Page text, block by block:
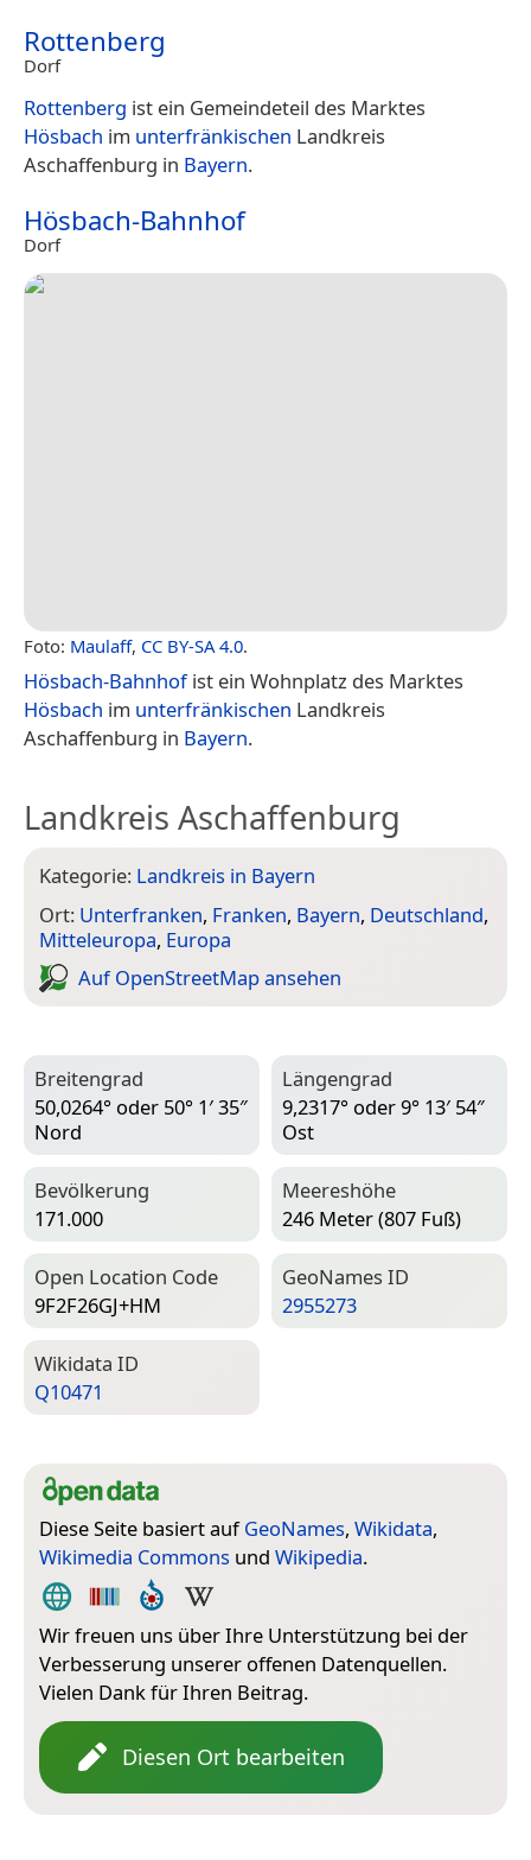
Rottenberg
Dorf
Rottenberg ist ein Gemeindeteil des Marktes
Hösbach im unterfränkischen Landkreis
Aschaffenburg in Bayern.
Hösbach-Bahnhof
Dorf
Foto: Maulaff, CC BY-SA 4.0.
Hösbach-Bahnhofist ein Wohnplatz des Marktes
Hösbach im unterfränkischen Landkreis
Aschaffenburg in Bayern.
Landkreis Aschaffenburg
Kategorie: Landkreis in Bayern
Ort: Unterfranken, Franken, Bayern, Deutschland,
Mitteleuropa, Europa
Auf Open­Street­Map ansehen
Breitengrad
50,0264° oder 50° 1′ 35″
Nord
Längengrad
9,2317° oder 9° 13′ 54″
Ost
Bevölkerung
171.000
Meereshöhe
246 Meter (807 Fuß)
Open Location Code
9F2F26GJ+HM
Geo­Names ID
2955273
Wiki­data ID
Q10471
Diese Seite basiert aufGeoNames, Wikidata,
Wikimedia Commons und Wikipedia.
Wir freuen uns über Ihre Unterstützung bei der
Verbesserung unserer offenen Datenquellen.
Vielen Dank für Ihren Beitrag.
Diesen Ort bearbeiten